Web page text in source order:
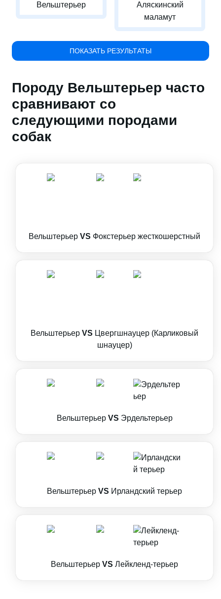
Вельштерьер
Аляскинский
маламут
ПОКАЗАТЬ РЕЗУЛЬТАТЫ
Породу Вельштерьер часто
сравнивают со
следующими породами
собак
Вельштерьер VS Фокстерьер жесткошерстный
Вельштерьер VS Цвергшнауцер (Карликовый
шнауцер)
Вельштерьер VS Эрдельтерьер
Вельштерьер VS Ирландский терьер
Вельштерьер VS Лейкленд-терьер